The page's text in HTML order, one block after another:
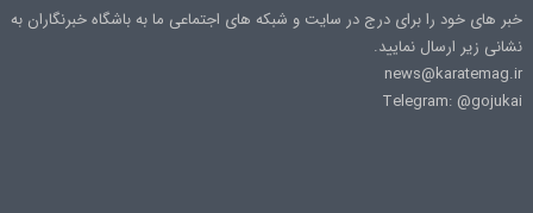
خبر های خود را برای درج در سایت و شبکه های اجتماعی ما به باشگاه خبرنگاران به
نشانی زیر ارسال نمایید.
news@karatemag.ir
Telegram: @gojukai